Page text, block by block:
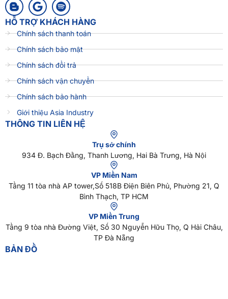
HỖ TRỢ KHÁCH HÀNG
Chính sách thanh toán
Chính sách bảo mật
Chính sách đổi trả
Chính sách vận chuyển
Chính sách bảo hành
Giới thiệu Asia Industry
THÔNG TIN LIÊN HỆ
Trụ sở chính
934 Đ. Bạch Đằng, Thanh Lương, Hai Bà Trưng, Hà Nội
VP Miền Nam
Tầng 11 tòa nhà AP tower,Số 518B Điện Biên Phủ, Phường 21, Q
Bình Thạch, TP HCM
VP Miền Trung
Tầng 9 tòa nhà Đường Việt, Số 30 Nguyễn Hữu Thọ, Q Hải Châu,
TP Đà Nẵng
BẢN ĐỒ